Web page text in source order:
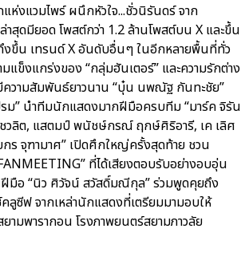
ห่งแวมไพร์ ผนึกหัวใจ...ชั่วนิรันดร์ จาก
าสุดมียอด โพสต์กว่า 1.2 ล้านโพสต์บน X และขึ้น
ขึ้น เทรนด์ X อันดับอื่นๆ ในอีกหลายพื้นที่ทั่ว
แข็งแกร่งของ “กลุ่มฮันเตอร์” และความรักต่าง
ความสัมพันธ์ยาวนาน “บุ๋น นพณัฐ กันทะชัย”
รม” นำทีมนักแสดงมากฝีมือครบทีม “มาร์ค จิรัน
ลิต, แสตมป์ พนัชษ์กรณ์ ฤกษ์ศิริอารี, เค เลิศ
ร จุฑามาศ” เปิดศึกใหญ่ครั้งสุดท้าย ชวน
ที่ได้เสียงตอบรับอย่างอบอุ่น
มือ “นิว ศิวัจน์ สวัสดิ์มณีกุล” ร่วมพูดคุยถึง
ลูซีฟ จากเหล่านักแสดงที่เตรียมมามอบให้
ามพารากอน โรงภาพยนตร์สยามภาวลัย